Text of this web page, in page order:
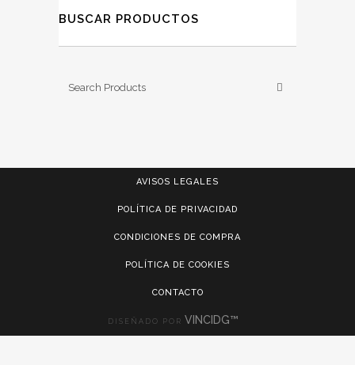
BUSCAR PRODUCTOS
AVISOS LEGALES
POLÍTICA DE PRIVACIDAD
CONDICIONES DE COMPRA
POLÍTICA DE COOKIES
CONTACTO
DISEÑADO POR VINCIDG™